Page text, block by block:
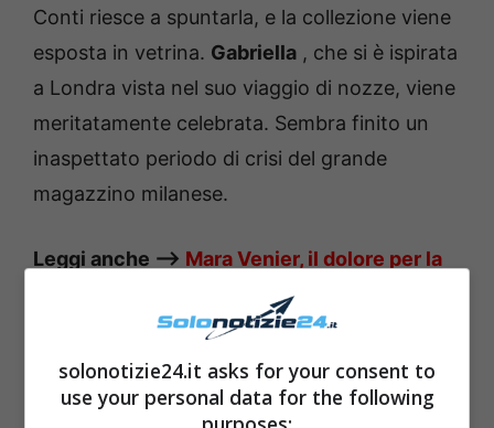
Conti riesce a spuntarla, e la collezione viene
esposta in vetrina. Gabriella , che si è ispirata
a Londra vista nel suo viaggio di nozze, viene
meritatamente celebrata. Sembra finito un
inaspettato periodo di crisi del grande
magazzino milanese.
Leggi anche —-> Mara Venier, il dolore per la
morte di Giovanni Gastel: “Per sempre nel
solonotizie24.it asks for your consent to
use your personal data for the following